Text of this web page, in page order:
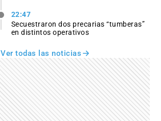
22:47
Secuestraron dos precarias “tumberas”
en distintos operativos
Ver todas las noticias